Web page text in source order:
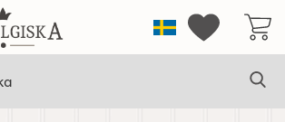
Startsidan för NostalgiskaSverigeMina